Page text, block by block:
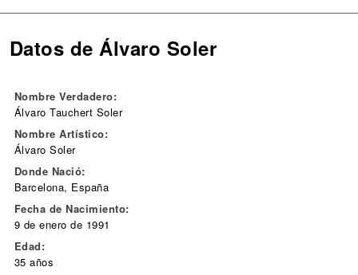
Datos de Álvaro Soler
Nombre Verdadero:
Álvaro Tauchert Soler
Nombre Artístico:
Álvaro Soler
Donde Nació:
Barcelona, España
Fecha de Nacimiento:
9 de enero de 1991
Edad:
35 años